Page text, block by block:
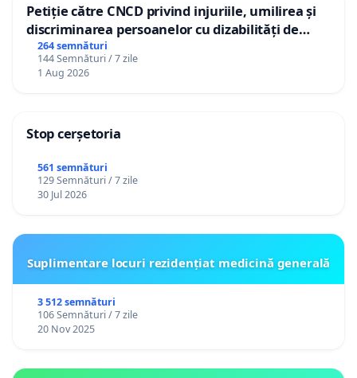
Petiție către CNCD privind injuriile, umilirea și
discriminarea persoanelor cu dizabilități de
către utilizatorul TikTok „Gorici”
264 semnături
144 Semnături / 7 zile
1 Aug 2026
Stop cerșetoria
561 semnături
129 Semnături / 7 zile
30 Jul 2026
Suplimentare locuri rezidențiat medicină generală
3 512 semnături
106 Semnături / 7 zile
20 Nov 2025